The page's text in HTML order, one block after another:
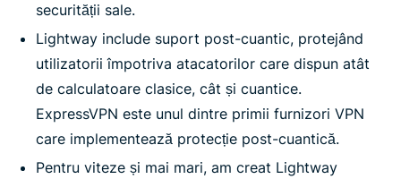
securității sale.
Lightway include suport post-cuantic, protejând
utilizatorii împotriva atacatorilor care dispun atât
de calculatoare clasice, cât și cuantice.
ExpressVPN este unul dintre primii furnizori VPN
care implementează protecție post-cuantică.
Pentru viteze și mai mari, am creat Lightway